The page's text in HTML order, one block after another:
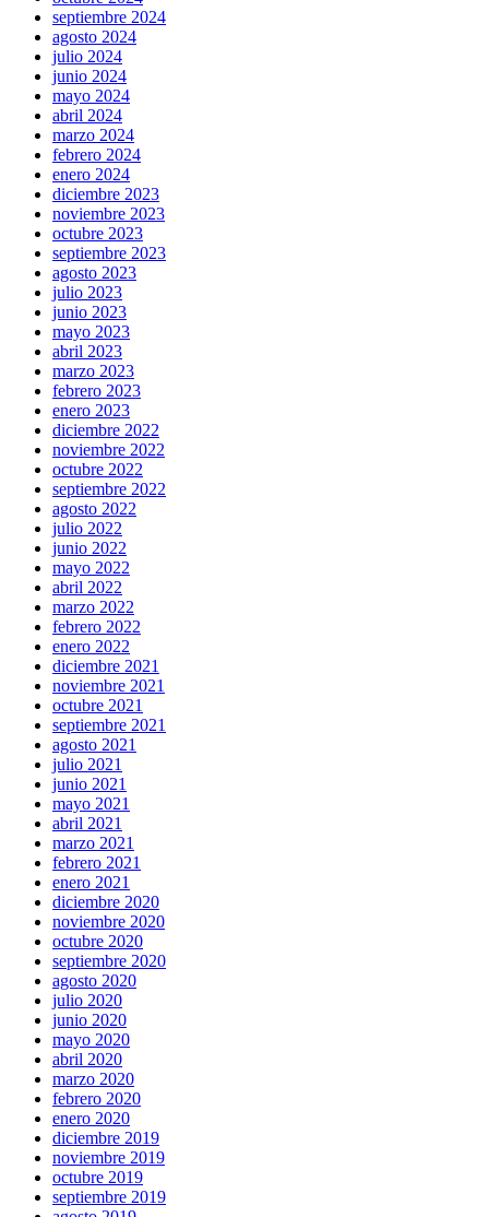
septiembre 2024
agosto 2024
julio 2024
junio 2024
mayo 2024
abril 2024
marzo 2024
febrero 2024
enero 2024
diciembre 2023
noviembre 2023
octubre 2023
septiembre 2023
agosto 2023
julio 2023
junio 2023
mayo 2023
abril 2023
marzo 2023
febrero 2023
enero 2023
diciembre 2022
noviembre 2022
octubre 2022
septiembre 2022
agosto 2022
julio 2022
junio 2022
mayo 2022
abril 2022
marzo 2022
febrero 2022
enero 2022
diciembre 2021
noviembre 2021
octubre 2021
septiembre 2021
agosto 2021
julio 2021
junio 2021
mayo 2021
abril 2021
marzo 2021
febrero 2021
enero 2021
diciembre 2020
noviembre 2020
octubre 2020
septiembre 2020
agosto 2020
julio 2020
junio 2020
mayo 2020
abril 2020
marzo 2020
febrero 2020
enero 2020
diciembre 2019
noviembre 2019
octubre 2019
septiembre 2019